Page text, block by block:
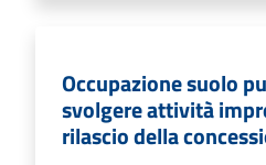
Occupazione suolo
svolgere attività
rilascio della